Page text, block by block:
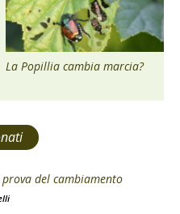
La Popillia cambia marcia?
del cambiamento